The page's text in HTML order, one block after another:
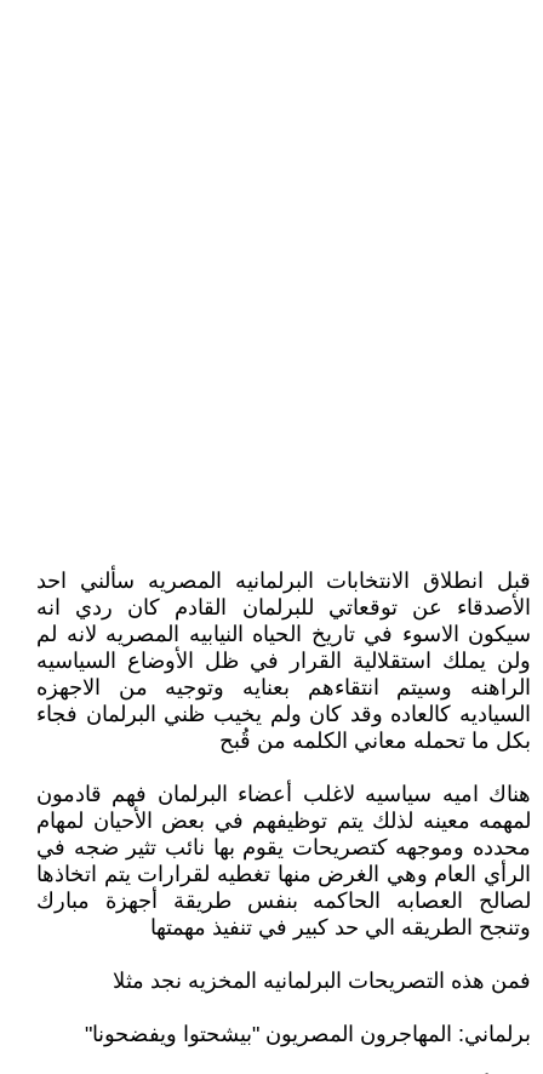
قبل انطلاق الانتخابات البرلمانيه المصريه سألني احد
الأصدقاء عن توقعاتي للبرلمان القادم كان ردي انه
سيكون الاسوء في تاريخ الحياه النيابيه المصريه لانه لم
ولن يملك استقلالية القرار في ظل الأوضاع السياسيه
الراهنه وسيتم انتقاءهم بعنايه وتوجيه من الاجهزه
السياديه كالعاده وقد كان ولم يخيب ظني البرلمان فجاء
بكل ما تحمله معاني الكلمه من قُبح
هناك اميه سياسيه لاغلب أعضاء البرلمان فهم قادمون
لمهمه معينه لذلك يتم توظيفهم في بعض الأحيان لمهام
محدده وموجهه كتصريحات يقوم بها نائب تثير ضجه في
الرأي العام وهي الغرض منها تغطيه لقرارات يتم اتخاذها
لصالح العصابه الحاكمه بنفس طريقة أجهزة مبارك
وتنجح الطريقه الي حد كبير في تنفيذ مهمتها
فمن هذه التصريحات البرلمانيه المخزيه نجد مثلا
برلماني: المهاجرون المصريون "بيشحتوا ويفضحونا"